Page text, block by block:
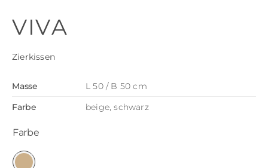
VIVA
Zierkissen
Masse
L 50 / B 50 cm
Farbe
beige, schwarz
Farbe